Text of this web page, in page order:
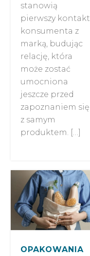
stanowią
pierwszy kontakt
konsumenta z
marką, budując
relację, która
może zostać
umocniona
jeszcze przed
zapoznaniem się
z samym
produktem. […]
OPAKOWANIA